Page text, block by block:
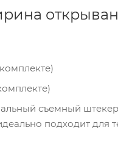
съемный
подходит для